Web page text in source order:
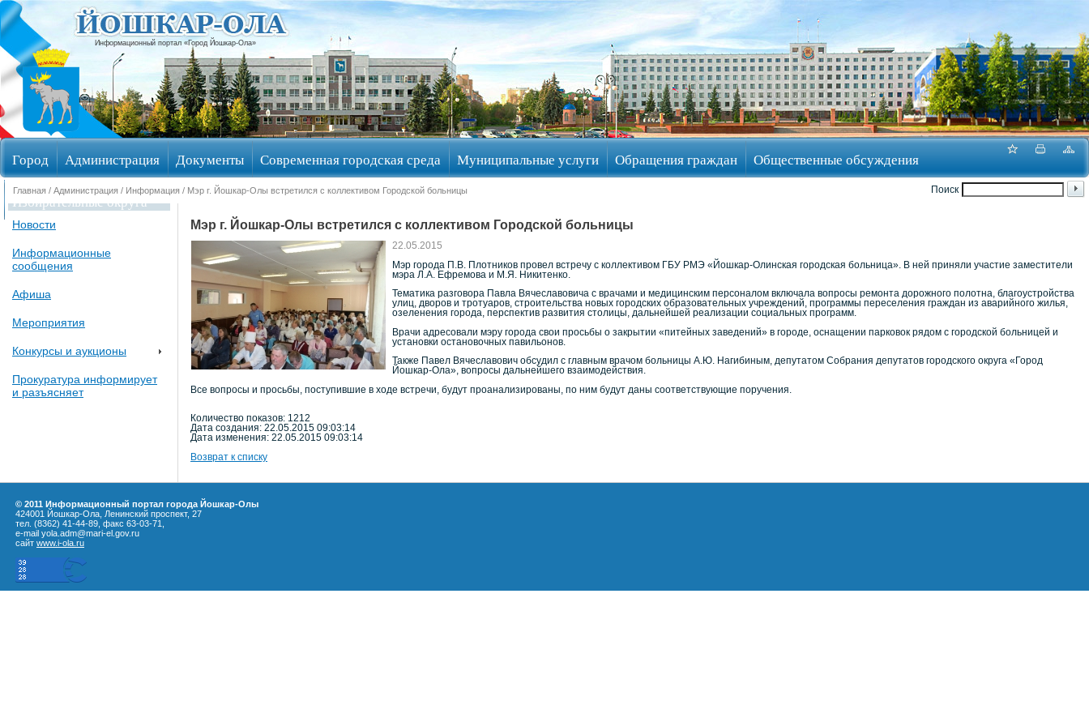
Информационный портал «Город Йошкар-Ола»
Город Администрация Документы Современная городская среда Муниципальные услуги Обращения граждан Общественные обсуждения
Избирательные округа
Поиск
Главная / Администрация / Информация / Мэр г. Йошкар-Олы встретился с коллективом Городской больницы
Новости
Информационные
сообщения
Афиша
Мероприятия
Конкурсы и аукционы
Прокуратура информирует
и разъясняет
Мэр г. Йошкар-Олы встретился с коллективом Городской больницы
22.05.2015
Мэр города П.В. Плотников провел встречу с коллективом ГБУ РМЭ «Йошкар-Олинская городская больница». В ней приняли участие заместители
мэра Л.А. Ефремова и М.Я. Никитенко.
Тематика разговора Павла Вячеславовича с врачами и медицинским персоналом включала вопросы ремонта дорожного полотна, благоустройства
улиц, дворов и тротуаров, строительства новых городских образовательных учреждений, программы переселения граждан из аварийного жилья,
озеленения города, перспектив развития столицы, дальнейшей реализации социальных программ.
Врачи адресовали мэру города свои просьбы о закрытии «питейных заведений» в городе, оснащении парковок рядом с городской больницей и
установки остановочных павильонов.
Также Павел Вячеславович обсудил с главным врачом больницы А.Ю. Нагибиным, депутатом Собрания депутатов городского округа «Город
Йошкар-Ола», вопросы дальнейшего взаимодействия.
Все вопросы и просьбы, поступившие в ходе встречи, будут проанализированы, по ним будут даны соответствующие поручения.
Количество показов: 1212
Дата создания: 22.05.2015 09:03:14
Дата изменения: 22.05.2015 09:03:14
Возврат к списку
© 2011 Информационный портал города Йошкар-Олы
424001 Йошкар-Ола, Ленинский проспект, 27
тел. (8362) 41-44-89, факс 63-03-71,
e-mail yola.adm@mari-el.gov.ru
сайт www.i-ola.ru